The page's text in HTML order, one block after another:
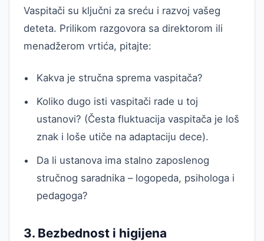
Vaspitači su ključni za sreću i razvoj vašeg
deteta. Prilikom razgovora sa direktorom ili
menadžerom vrtića, pitajte:
Kakva je stručna sprema vaspitača?
Koliko dugo isti vaspitači rade u toj
ustanovi? (Česta fluktuacija vaspitača je loš
znak i loše utiče na adaptaciju dece).
Da li ustanova ima stalno zaposlenog
stručnog saradnika – logopeda, psihologa i
pedagoga?
3. Bezbednost i higijena